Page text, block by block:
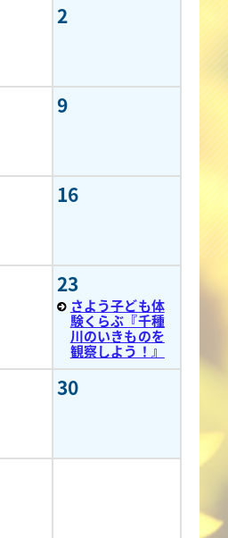
2
9
16
23
さよう子ども体
験くらぶ『千種
川のいきものを
観察しよう！』
30